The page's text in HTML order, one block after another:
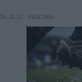
11:12 PESCARA